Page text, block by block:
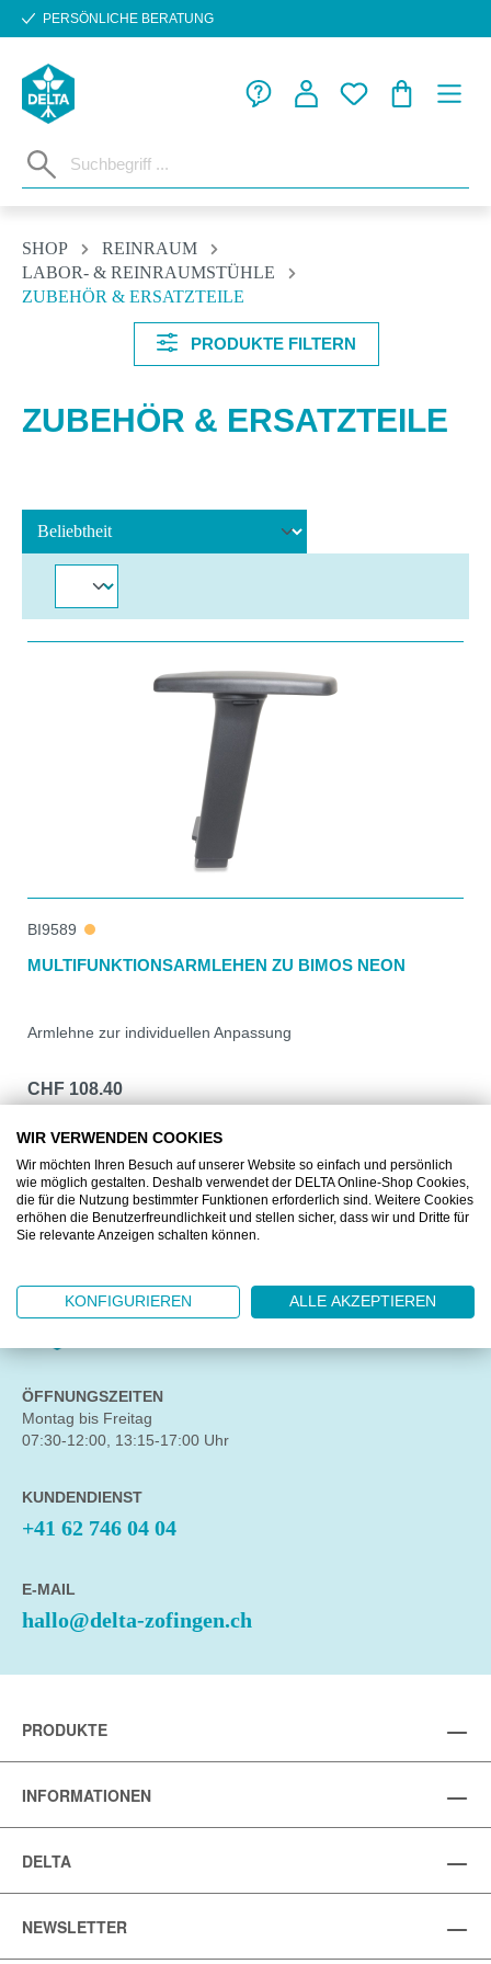
Zum Hauptinhalt springen
PERSÖNLICHE BERATUNG
SHOP
REINRAUM
LABOR- & REINRAUMSTÜHLE
ZUBEHÖR & ERSATZTEILE
PRODUKTE FILTERN
ZUBEHÖR & ERSATZTEILE
BI9589
MULTIFUNKTIONSARMLEHEN ZU BIMOS NEON
Armlehne zur individuellen Anpassung
CHF 108.40
DELTA Zofingen AG
Untere Brühlstrasse 10
ÖFFNUNGSZEITEN
Montag bis Freitag
07:30-12:00, 13:15-17:00 Uhr
KUNDENDIENST
+41 62 746 04 04
E-MAIL
hallo@delta-zofingen.ch
PRODUKTE
INFORMATIONEN
DELTA
NEWSLETTER
WIR VERWENDEN COOKIES
Wir möchten Ihren Besuch auf unserer Website so einfach und persönlich
wie möglich gestalten. Deshalb verwendet der DELTA Online-Shop Cookies,
die für die Nutzung bestimmter Funktionen erforderlich sind. Weitere Cookies
erhöhen die Benutzerfreundlichkeit und stellen sicher, dass wir und Dritte für
Sie relevante Anzeigen schalten können.
KONFIGURIEREN ALLE AKZEPTIEREN